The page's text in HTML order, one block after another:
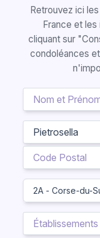
Retrouvez ici
France et
cliquant sur
condoléances